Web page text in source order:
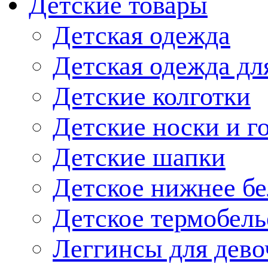
Детская одежда
Детская одежда
Детские колготки
Детские носки и
Детские шапки
Детское нижнее
Детское
Леггинсы для